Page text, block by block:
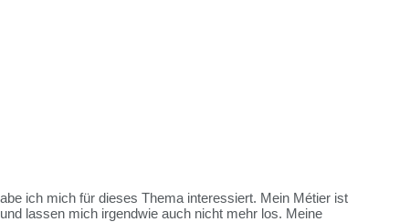
ich mich für dieses Thema interessiert. Mein Métier ist
lassen mich irgendwie auch nicht mehr los. Meine